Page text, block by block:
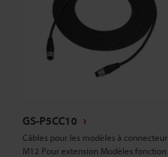
GS-P5CC10
Câbles pour les modèles à connecteur
M12 Pour extension Modèles fonction